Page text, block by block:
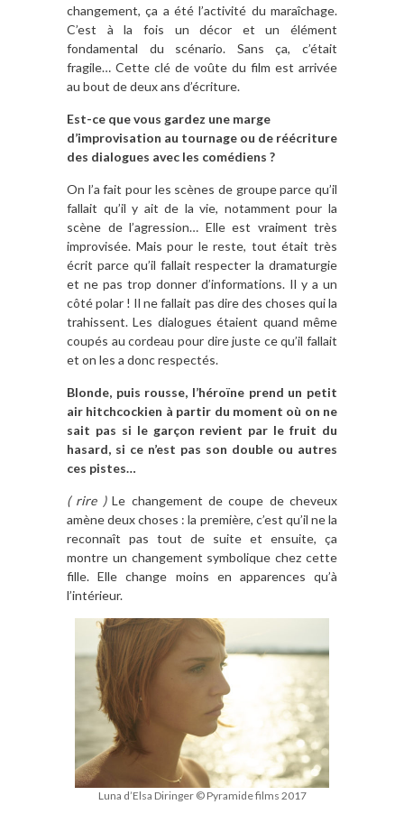
changement, ça a été l’activité du maraîchage.
C’est à la fois un décor et un élément
fondamental du scénario. Sans ça, c’était
fragile… Cette clé de voûte du film est arrivée
au bout de deux ans d’écriture.
Est-ce que vous gardez une marge
d’improvisation au tournage ou de réécriture
des dialogues avec les comédiens ?
On l’a fait pour les scènes de groupe parce qu’il
fallait qu’il y ait de la vie, notamment pour la
scène de l’agression… Elle est vraiment très
improvisée. Mais pour le reste, tout était très
écrit parce qu’il fallait respecter la dramaturgie
et ne pas trop donner d’informations. Il y a un
côté polar ! Il ne fallait pas dire des choses qui la
trahissent. Les dialogues étaient quand même
coupés au cordeau pour dire juste ce qu’il fallait
et on les a donc respectés.
Blonde, puis rousse, l’héroïne prend un petit
air hitchcockien à partir du moment où on ne
sait pas si le garçon revient par le fruit du
hasard, si ce n’est pas son double ou autres
ces pistes…
( rire )Le changement de coupe de cheveux
amène deux choses : la première, c’est qu’il ne la
reconnaît pas tout de suite et ensuite, ça
montre un changement symbolique chez cette
fille. Elle change moins en apparences qu’à
l’intérieur.
Luna d’Elsa Diringer © Pyramide films 2017